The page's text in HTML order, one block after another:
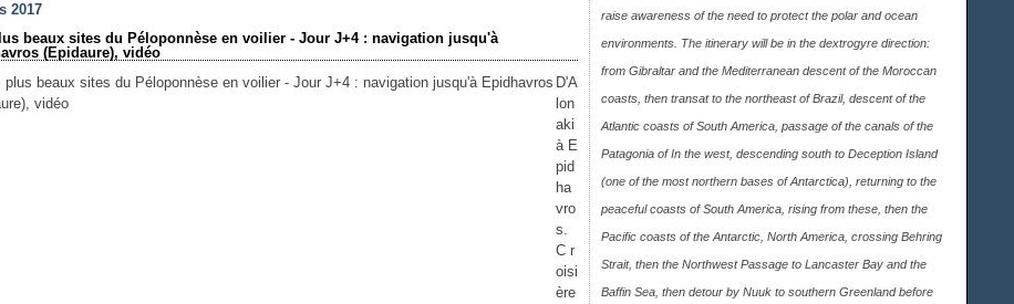
2017
beaux sites du Péloponnèse en voilier - Jour J+4 : navigation jusqu'à
(Epidaure), vidéo
D'A
lon
aki
à E
pid
ha
vro
s.
C r
oisi
ère
raise awareness of the need to protect the polar and ocean
environments. The itinerary will be in the dextrogyre direction:
from Gibraltar and the Mediterranean descent of the Moroccan
coasts, then transat to the northeast of Brazil, descent of the
Atlantic coasts of South America, passage of the canals of the
Patagonia of In the west, descending south to Deception Island
(one of the most northern bases of Antarctica), returning to the
peaceful coasts of South America, rising from these, then the
Pacific coasts of the Antarctic, North America, crossing Behring
Strait, then the Northwest Passage to Lancaster Bay and the
Baffin Sea, then detour by Nuuk to southern Greenland before